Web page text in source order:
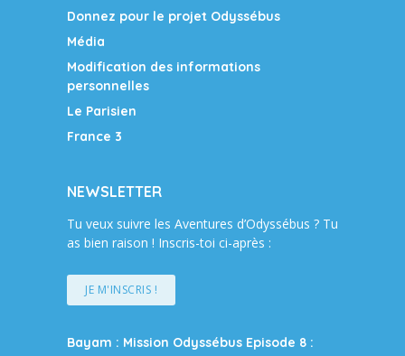
Donnez pour le projet Odyssébus
Média
Modification des informations
personnelles
Le Parisien
France 3
NEWSLETTER
Tu veux suivre les Aventures d’Odyssébus ? Tu
as bien raison ! Inscris-toi ci-après :
JE M'INSCRIS !
Bayam : Mission Odyssébus Episode 8 :